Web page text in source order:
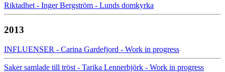
Riktadhet - Inger Bergström - Lunds domkyrka
2013
INFLUENSER - Carina Gardefjord - Work in progress
Saker samlade till tröst - Tarika Lennerbjörk - Work in progress